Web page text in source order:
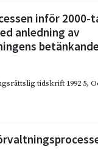
inför 2000-
anledning av
betänkande
tidskrift 1992 5,